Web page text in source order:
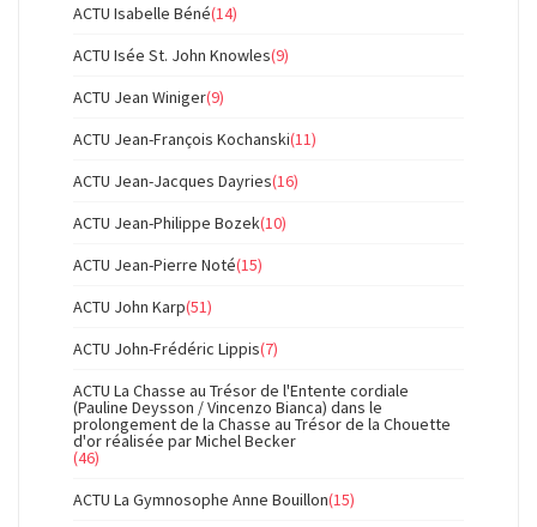
ACTU Isabelle Béné(14)
ACTU Isée St. John Knowles(9)
ACTU Jean Winiger(9)
ACTU Jean-François Kochanski(11)
ACTU Jean-Jacques Dayries(16)
ACTU Jean-Philippe Bozek(10)
ACTU Jean-Pierre Noté(15)
ACTU John Karp(51)
ACTU John-Frédéric Lippis(7)
ACTU La Chasse au Trésor de l'Entente cordiale
(Pauline Deysson / Vincenzo Bianca) dans le
prolongement de la Chasse au Trésor de la Chouette
d'or réalisée par Michel Becker
(46)
ACTU La Gymnosophe Anne Bouillon(15)